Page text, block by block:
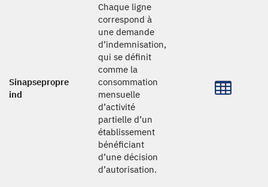
Sinapsepropre
ind
Chaque ligne
correspond à
une demande
d’indemnisation,
qui se définit
comme la
consommation
mensuelle
d’activité
partielle d’un
établissement
bénéficiant
d’une décision
d’autorisation.